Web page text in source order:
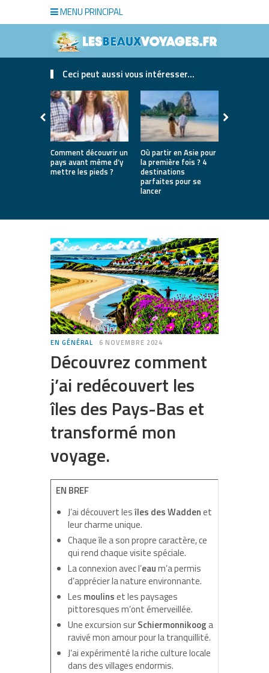
MENU PRINCIPAL
Ceci peut aussi vous intéresser...
Comment découvrir un
pays avant même d’y
mettre les pieds ?
Où partir en Asie pour
la première fois ? 4
destinations
parfaites pour se
lancer
EN GÉNÉRAL 6 NOVEMBRE 2024
Découvrez comment
j’ai redécouvert les
îles des Pays-Bas et
transformé mon
voyage.
EN BREF
J’ai découvert lesîles des Waddenet
leur charme unique.
Chaque île a son propre caractère, ce
qui rend chaque visite spéciale.
La connexion avec l’eaum’a permis
d’apprécier la nature environnante.
Les moulinset les paysages
pittoresques m’ont émerveillée.
Une excursion surSchiermonnikoog a
ravivé mon amour pour la tranquillité.
J’ai expérimenté la riche culture locale
dans des villages endormis.